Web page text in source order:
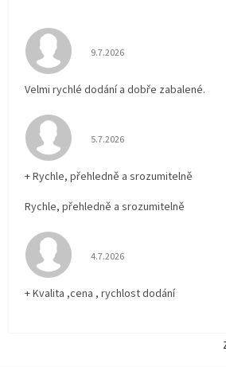
Hodnocení obchodu je 5 z 5
9.7.2026
Velmi rychlé dodání a dobře zabalené.
Hodnocení obchodu je 5 z 5
5.7.2026
+ Rychle, přehledně a srozumitelně
Rychle, přehledně a srozumitelně
Hodnocení obchodu je 5 z 5
4.7.2026
+ Kvalita ,cena , rychlost dodání